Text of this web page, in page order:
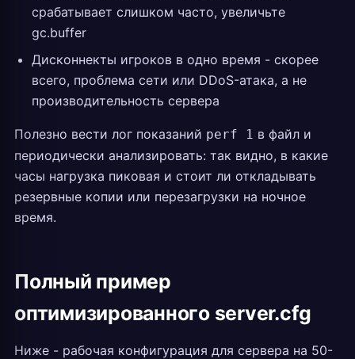
срабатывает слишком часто, увеличьте
gc.buffer
Дисконнекты игроков в одно время - скорее
всего, проблема сети или DDoS-атака, а не
производительность сервера
Полезно вести лог показаний perf 1 в файл и
периодически анализировать: так видно, в какие
часы нагрузка пиковая и стоит ли откладывать
резервные копии или перезагрузки на ночное
время.
Полный пример
оптимизированного server.cfg
Ниже - рабочая конфигурация для сервера на 50-